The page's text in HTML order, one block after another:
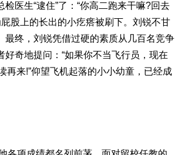
医生“逮住”了：“你高二跑来干嘛?回去
股上的长出的小疙瘩被刷下。刘锐不甘
终，刘锐凭借过硬的素质从几百名竞争
奇地提问：“如果你不当飞行员，现在
再来!”仰望飞机起落的小小幼童，已经成